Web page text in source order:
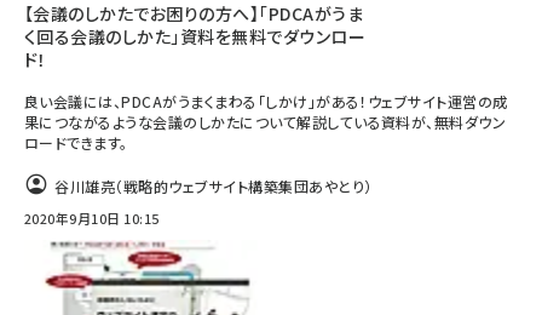
【会議のしかたでお困りの方へ】「PDCAがうま
く回る会議のしかた」資料を無料でダウンロー
ド！
良い会議には、PDCAがうまくまわる「しかけ」がある！ウェブサイト運営の成
果につながるような会議のしかたについて解説している資料が、無料ダウン
ロードできます。
谷川雄亮（戦略的ウェブサイト構築集団あやとり）
2020年9月10日 10:15